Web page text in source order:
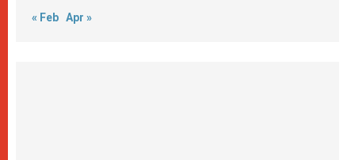
« Feb Apr »